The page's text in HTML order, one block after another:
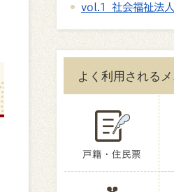
vol.1 社会福祉法
よく利用される
戸籍・住民票